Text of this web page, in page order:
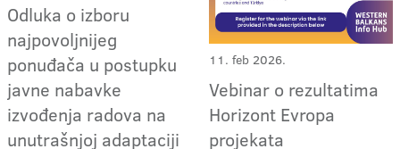
Odluka o izboru
najpovoljnijeg
ponuđača u postupku
javne nabavke
izvođenja radova na
unutrašnjoj adaptaciji
11. feb 2026.
Vebinar o rezultatima
Horizont Evropa
projekata